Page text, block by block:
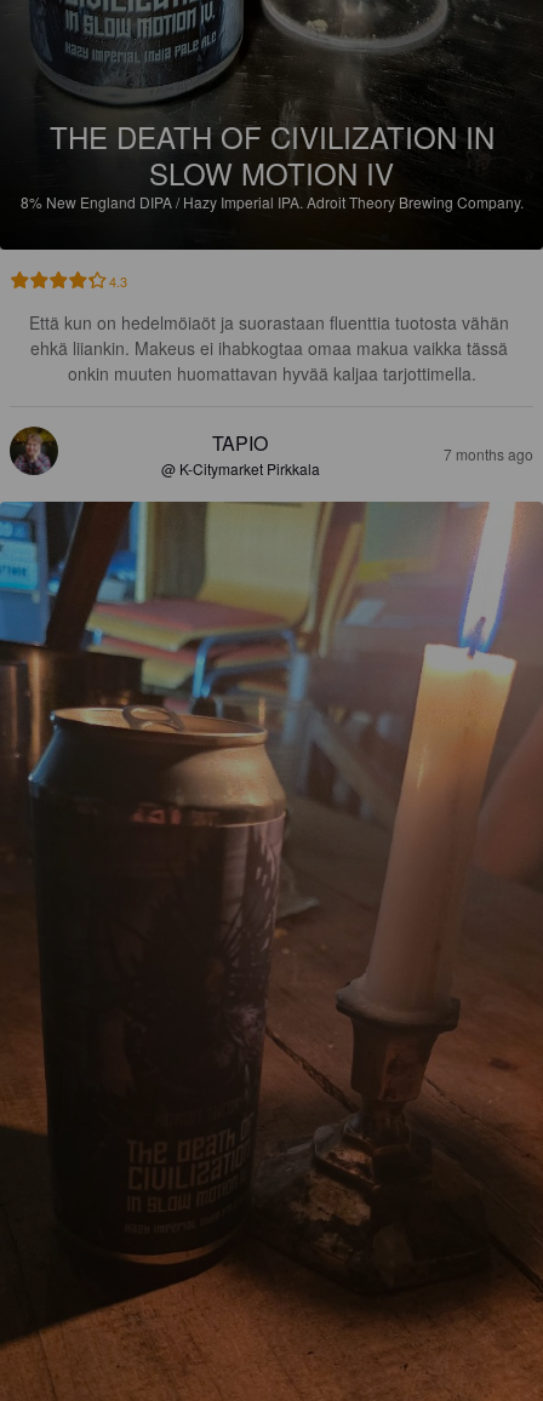
THE DEATH OF CIVILIZATION IN
SLOW MOTION IV
8% New England DIPA / Hazy Imperial IPA. Adroit Theory Brewing Company.
4.3
Että kun on hedelmöiaöt ja suorastaan fluenttia tuotosta vähän
ehkä liiankin. Makeus ei ihabkogtaa omaa makua vaikka tässä
onkin muuten huomattavan hyvää kaljaa tarjottimella.
TAPIO
@ K-Citymarket Pirkkala
7 months ago